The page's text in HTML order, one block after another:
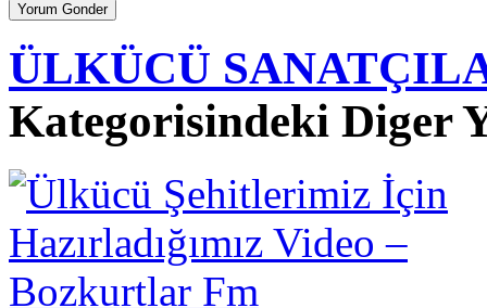
ÜLKÜCÜ
Kategorisindeki Diger